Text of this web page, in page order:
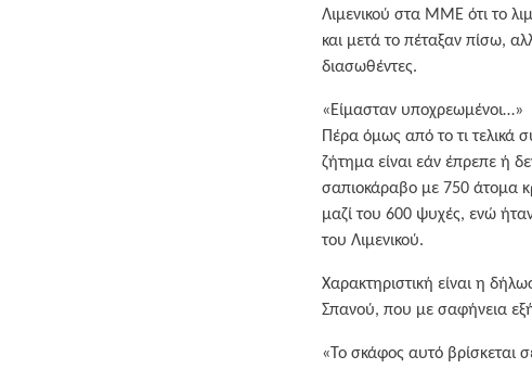
Λιμενικού στα ΜΜΕ ότι το
και μετά το πέταξαν πίσω,
διασωθέντες.
«Είμασταν υποχρεωμένοι…»
Πέρα όμως από το τι τελικά
ζήτημα είναι εάν έπρεπε ή
σαπιοκάραβο με 750 άτομα
μαζί του 600 ψυχές, ενώ
του Λιμενικού.
Χαρακτηριστική είναι η
Σπανού, που με σαφήνεια
«Το σκάφος αυτό βρίσκεται